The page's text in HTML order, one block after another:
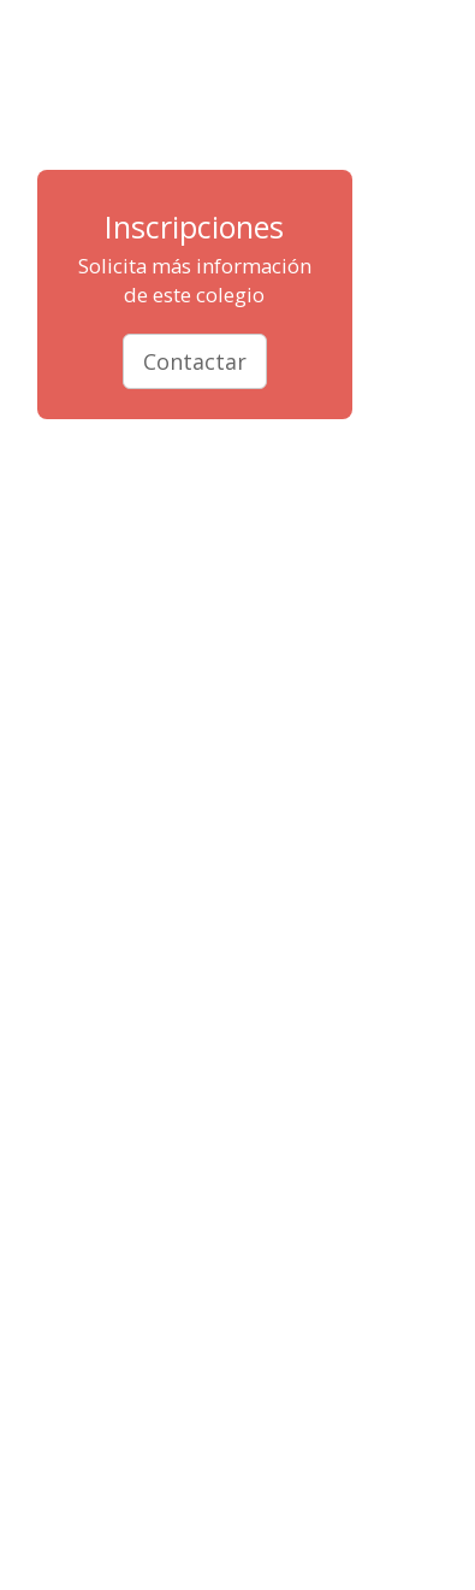
Inscripciones
Solicita más información
de este colegio
Contactar